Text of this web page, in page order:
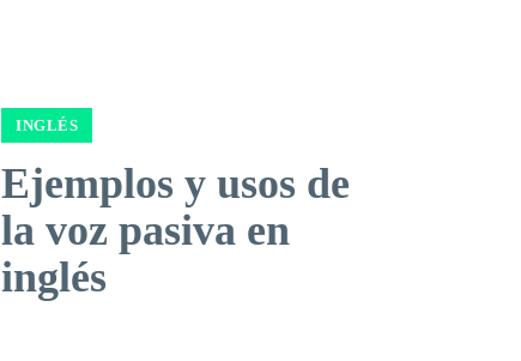
INGLÉS
Ejemplos y usos de
la voz pasiva en
inglés